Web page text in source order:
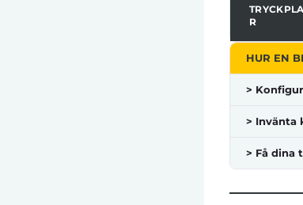
R
HUR EN
>
> Invänta
> Få dina